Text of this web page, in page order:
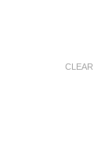
CLEAR